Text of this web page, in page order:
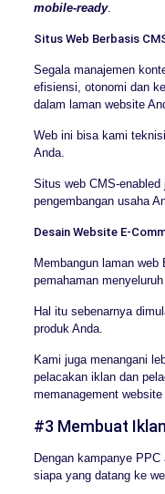
mobile-ready.
Situs Web Berbasis
Segala manajemen
efisiensi, otonomi dan
dalam laman website
Web ini bisa kami
Anda.
Situs web CMS-
pengembangan usaha
Desain Website E-
Membangun laman
pemahaman
Hal itu sebenarnya
produk Anda.
Kami juga menangani
pelacakan iklan dan
memanagement website
#3 Membuat
Dengan kampanye
siapa yang datang ke